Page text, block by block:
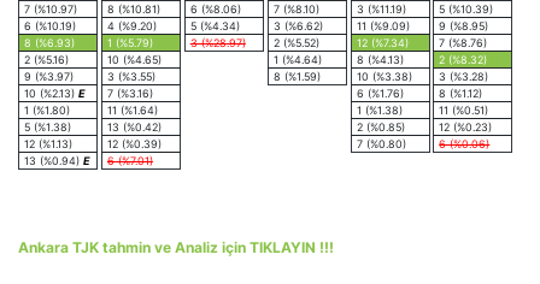
7 (%10.97)
6 (%10.19)
8 (%6.93)
2 (%5.16)
9 (%3.97)
10 (%2.13) E
1 (%1.80)
5 (%1.38)
12 (%1.13)
13 (%0.94) E
8 (%10.81)
4 (%9.20)
1 (%5.79)
10 (%4.65)
3 (%3.55)
7 (%3.16)
11 (%1.64)
13 (%0.42)
12 (%0.39)
6 (%7.01)
6 (%8.06)
5 (%4.34)
3 (%28.97)
7 (%8.10)
3 (%6.62)
2 (%5.52)
1 (%4.64)
8 (%1.59)
3 (%11.19)
11 (%9.09)
12 (%7.34)
8 (%4.13)
10 (%3.38)
6 (%1.76)
1 (%1.38)
2 (%0.85)
7 (%0.80)
5 (%10.39)
9 (%8.95)
7 (%8.76)
2 (%8.32)
3 (%3.28)
8 (%1.12)
11 (%0.51)
12 (%0.23)
6 (%0.06)
Ankara TJK tahmin ve Analiz için TIKLAYIN !!!